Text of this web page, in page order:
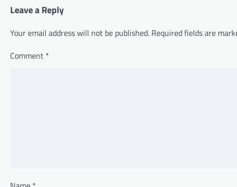
Leave a Reply
Your email address will not be published. Required fields are
Comment *